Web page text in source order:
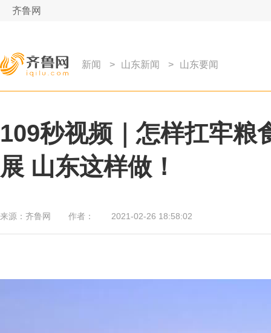
齐鲁网
新闻 > 山东新闻 > 山东要闻
109秒视频｜怎样扛牢粮
展 山东这样做！
来源： 齐鲁网 作者： 2021-02-26 18:58:02